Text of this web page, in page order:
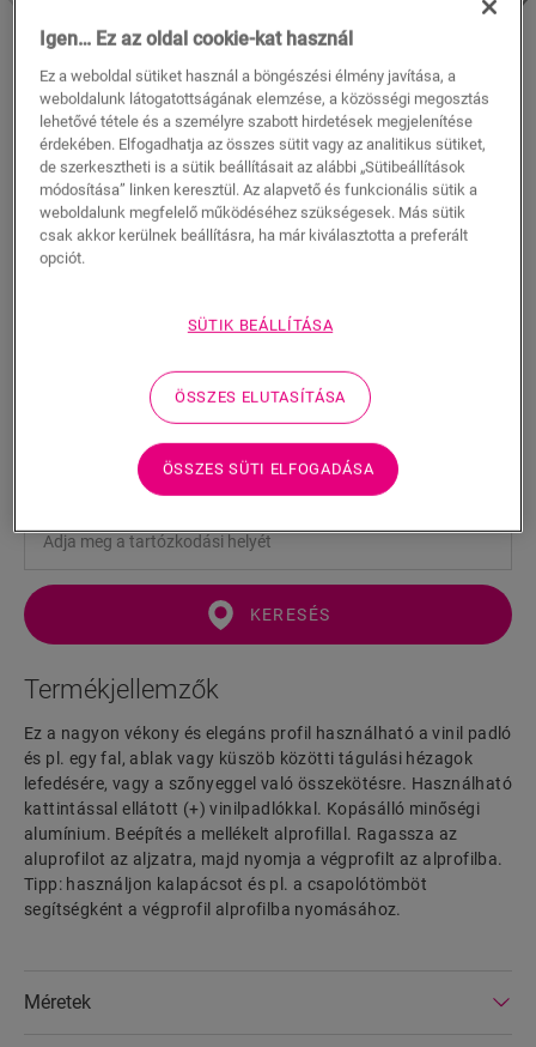
Gyönyörű felület
Az Ön vinyl padlójához
Karcálló felső réteg
KERESÉS
Termékjellemzők
Ez a nagyon vékony és elegáns profil használható a vinil padló
és pl. egy fal, ablak vagy küszöb közötti tágulási hézagok
lefedésére, vagy a szőnyeggel való összekötésre. Használható
kattintással ellátott (+) vinilpadlókkal. Kopásálló minőségi
alumínium. Beépítés a mellékelt alprofillal. Ragassza az
aluprofilot az aljzatra, majd nyomja a végprofilt az alprofilba.
Tipp: használjon kalapácsot és pl. a csapolótömböt
segítségként a végprofil alprofilba nyomásához.
Méretek
Igen… Ez az oldal cookie-kat használ
Ez a weboldal sütiket használ a böngészési élmény javítása, a
weboldalunk látogatottságának elemzése, a közösségi megosztás
lehetővé tétele és a személyre szabott hirdetések megjelenítése
érdekében. Elfogadhatja az összes sütit vagy az analitikus sütiket,
de szerkesztheti is a sütik beállításait az alábbi „Sütibeállítások
módosítása” linken keresztül. Az alapvető és funkcionális sütik a
weboldalunk megfelelő működéséhez szükségesek. Más sütik
csak akkor kerülnek beállításra, ha már kiválasztotta a preferált
opciót.
SÜTIK BEÁLLÍTÁSA
ÖSSZES ELUTASÍTÁSA
ÖSSZES SÜTI ELFOGADÁSA